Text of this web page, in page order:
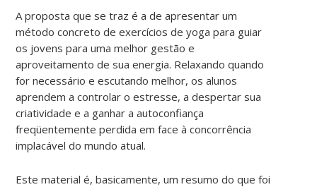
A proposta que se traz é a de apresentar um
método concreto de exercícios de yoga para guiar
os jovens para uma melhor gestão e
aproveitamento de sua energia. Relaxando quando
for necessário e escutando melhor, os alunos
aprendem a controlar o estresse, a despertar sua
criatividade e a ganhar a autoconfiança
freqüentemente perdida em face à concorrência
implacável do mundo atual.
Este material é, basicamente, um resumo do que foi